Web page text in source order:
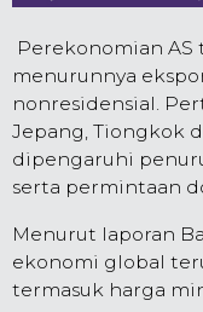
Perekonomian
menurunnya
nonresidensial.
Jepang, Tiongkok
dipengaruhi
serta permintaan
Menurut laporan
ekonomi global
termasuk harga